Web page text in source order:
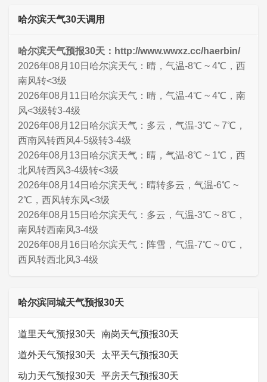
哈尔滨天气30天调用
哈尔滨天气预报30天：http://www.wwxz.cc/haerbin/
2026年08月10日哈尔滨天气：晴，气温-8℃ ~ 4℃，西
南风转<3级
2026年08月11日哈尔滨天气：晴，气温-4℃ ~ 4℃，南
风<3级转3-4级
2026年08月12日哈尔滨天气：多云，气温-3℃ ~ 7℃，
西南风转西风4-5级转3-4级
2026年08月13日哈尔滨天气：晴，气温-8℃ ~ 1℃，西
北风转西风3-4级转<3级
2026年08月14日哈尔滨天气：晴转多云，气温-6℃ ~
2℃，西风转东风<3级
2026年08月15日哈尔滨天气：多云，气温-3℃ ~ 8℃，
南风转西南风3-4级
2026年08月16日哈尔滨天气：阵雪，气温-7℃ ~ 0℃，
西风转西北风3-4级
哈尔滨同城天气预报30天
道里天气预报30天 南岗天气预报30天
道外天气预报30天 太平天气预报30天
动力天气预报30天 平房天气预报30天